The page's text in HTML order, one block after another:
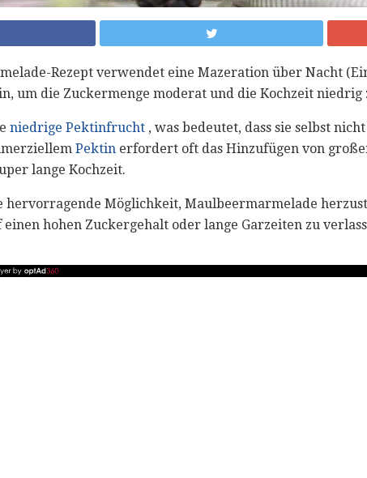
Rezept verwendet eine Mazeration über Nacht
um die Zuckermenge moderat und die Kochzeit niedrig
niedrige Pektinfrucht , was bedeutet, dass sie selbst
Pektin erfordert oft das Hinzufügen von
lange Kochzeit.
hervorragende Möglichkeit, Maulbeermarmelade
einen hohen Zuckergehalt oder lange Garzeiten zu